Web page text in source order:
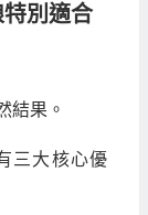
別適合
結果。
三大核心優